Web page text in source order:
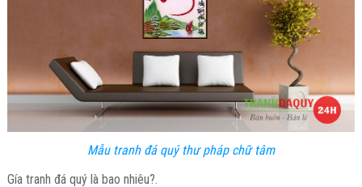
Mẫu tranh đá quý thư pháp chữ tâm
Gía tranh đá quý là bao nhiêu?.